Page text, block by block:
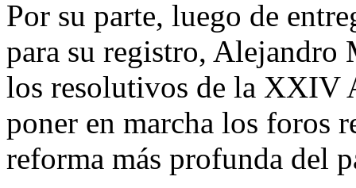
Por su parte, luego de
para su registro, Alejandro
los resolutivos de la XXIV
poner en marcha los foros
reforma más profunda del